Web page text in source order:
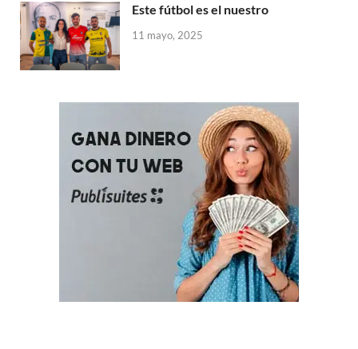
Este fútbol es el nuestro
11 mayo, 2025